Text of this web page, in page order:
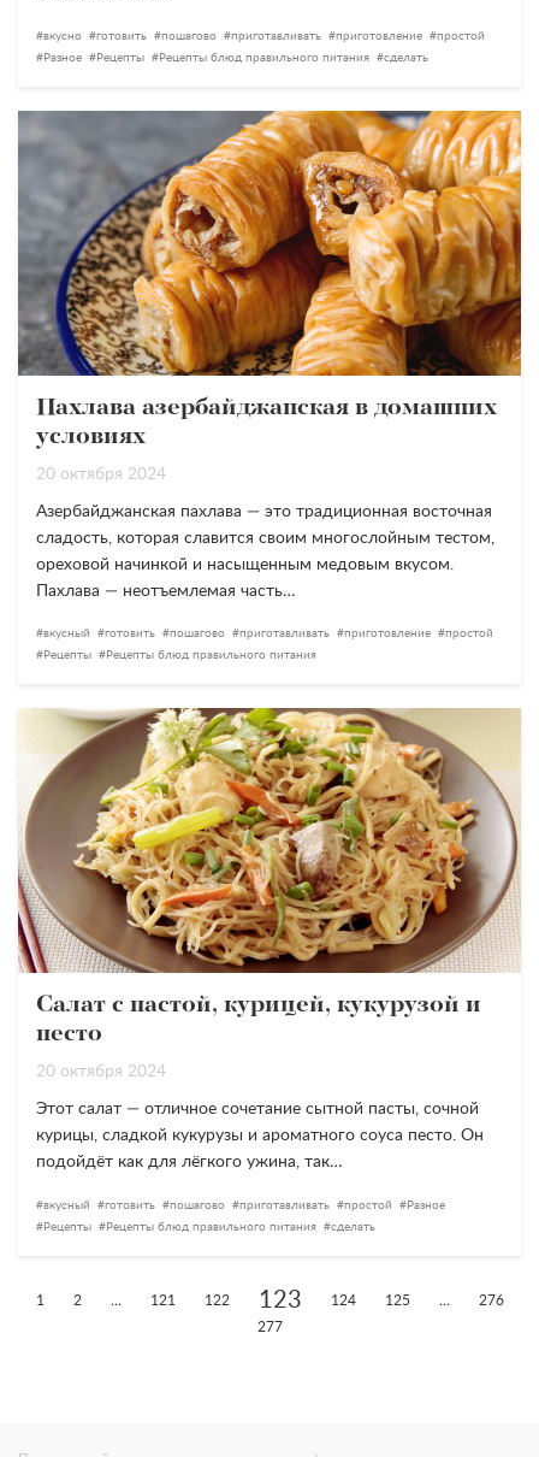
вкусно готовить пошагово приготавливать приготовление
простой
Разное
Рецепты Рецепты блюд правильного питания сделать
Пахлава азербайджанская в домашних
условиях
20 октября 2024
Азербайджанская пахлава — это традиционная восточная
сладость, которая славится своим многослойным тестом,
ореховой начинкой и насыщенным медовым вкусом.
Пахлава — неотъемлемая часть…
вкусный готовить пошагово приготавливать приготовление
простой
Рецепты
Рецепты блюд правильного питания
Салат с пастой, курицей, кукурузой и
песто
20 октября 2024
Этот салат — отличное сочетание сытной пасты, сочной
курицы, сладкой кукурузы и ароматного соуса песто. Он
подойдёт как для лёгкого ужина, так…
вкусный готовить пошагово приготавливать простой
Разное
Рецепты
Рецепты блюд правильного питания сделать
1 2 … 121 122 123 124 125 …
276
277